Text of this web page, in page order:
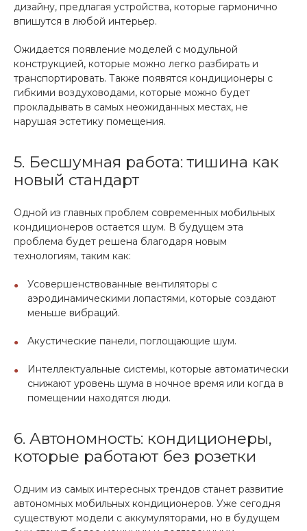
дизайну, предлагая устройства, которые гармонично
впишутся в любой интерьер.
Ожидается появление моделей с модульной
конструкцией, которые можно легко разбирать и
транспортировать. Также появятся кондиционеры с
гибкими воздуховодами, которые можно будет
прокладывать в самых неожиданных местах, не
нарушая эстетику помещения.
5. Бесшумная работа: тишина как
новый стандарт
Одной из главных проблем современных мобильных
кондиционеров остается шум. В будущем эта
проблема будет решена благодаря новым
технологиям, таким как:
Усовершенствованные вентиляторы с
аэродинамическими лопастями, которые создают
меньше вибраций.
Акустические панели, поглощающие шум.
Интеллектуальные системы, которые автоматически
снижают уровень шума в ночное время или когда в
помещении находятся люди.
6. Автономность: кондиционеры,
которые работают без розетки
Одним из самых интересных трендов станет развитие
автономных мобильных кондиционеров. Уже сегодня
существуют модели с аккумуляторами, но в будущем